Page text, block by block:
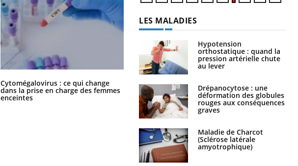
Cytomégalovirus : ce qui change
dans la prise en charge des femmes
enceintes
la nuit ?
LES MALADIES
Hypotension
orthostatique : quand la
pression artérielle chute
au lever
Drépanocytose : une
déformation des globules
rouges aux conséquences
graves
Maladie de Charcot
(Sclérose latérale
amyotrophique)